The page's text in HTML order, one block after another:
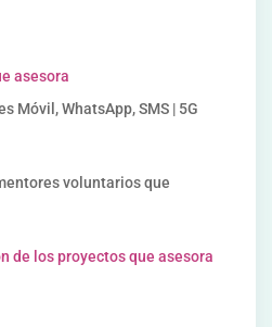
asesora
Móvil, WhatsApp, SMS | 5G
voluntarios que
de los proyectos que asesora